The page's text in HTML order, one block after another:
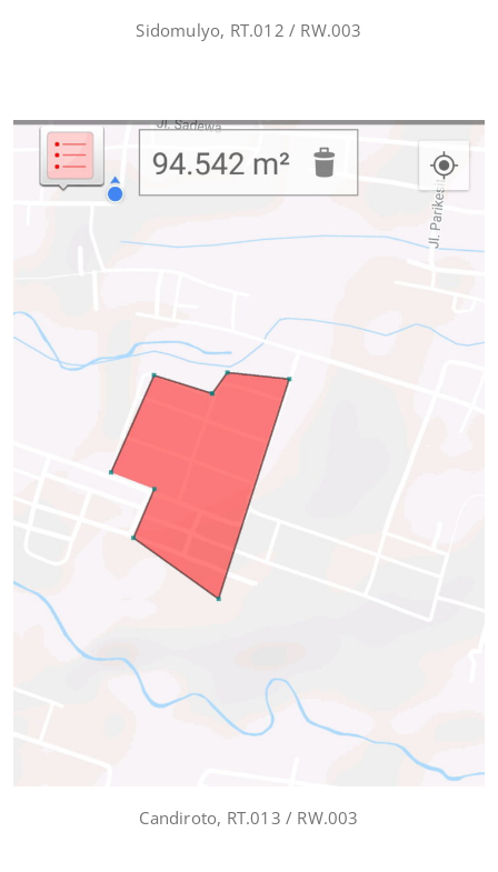
Sidomulyo, RT.012 / RW.003
Candiroto, RT.013 / RW.003